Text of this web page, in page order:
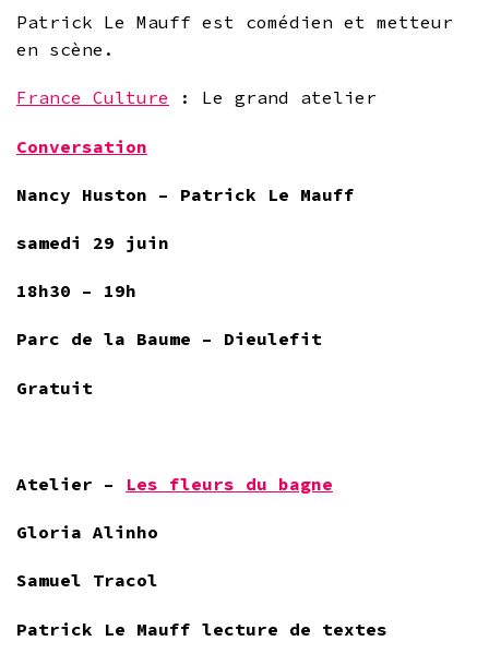
Patrick Le Mauff est comédien et metteur
en scène.
France Culture : Le grand atelier
Conversation
Nancy Huston – Patrick Le Mauff
samedi 29 juin
18h30 – 19h
Parc de la Baume – Dieulefit
Gratuit
Atelier – Les fleurs du bagne
Gloria Alinho
Samuel Tracol
Patrick Le Mauff lecture de textes